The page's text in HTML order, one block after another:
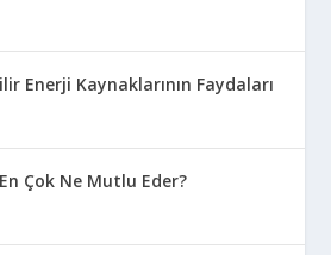
Enerji Kaynaklarının Faydaları
Çok Ne Mutlu Eder?